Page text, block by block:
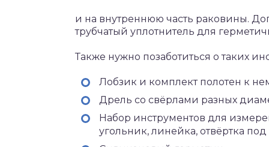
и на внутреннюю часть раковины.
трубчатый уплотнитель для
Также нужно позаботиться о таких
Лобзик и комплект полотен к
Дрель со свёрлами разных
Набор инструментов для
угольник, линейка, отвёртка